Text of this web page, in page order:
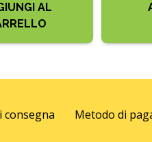
AL
consegna Metodo di